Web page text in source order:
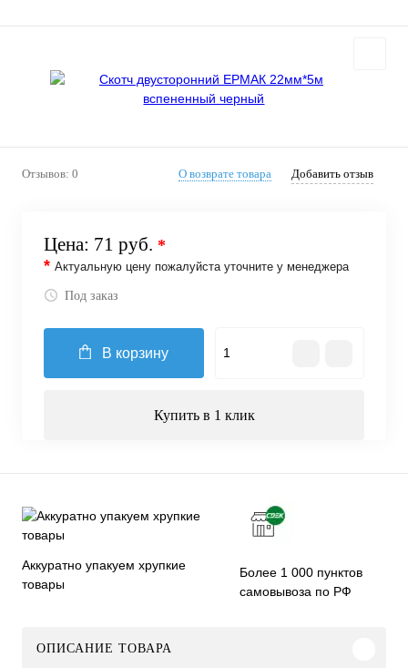
Отзывов: 0 О возврате товара Добавить отзыв
Цена: 71 руб. *
* Актуальную цену пожалуйста уточните у менеджера
Под заказ
В корзину
Купить в 1 клик
Аккуратно упакуем хрупкие
товары
Более 1 000 пунктов
самовывоза по РФ
ОПИСАНИЕ ТОВАРА